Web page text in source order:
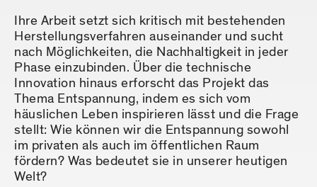
Ihre Arbeit setzt sich kritisch mit bestehenden
Herstellungsverfahren auseinander und sucht
nach Möglichkeiten, die Nachhaltigkeit in jeder
Phase einzubinden. Über die technische
Innovation hinaus erforscht das Projekt das
Thema Entspannung, indem es sich vom
häuslichen Leben inspirieren lässt und die Frage
stellt: Wie können wir die Entspannung sowohl
im privaten als auch im öffentlichen Raum
fördern? Was bedeutet sie in unserer heutigen
Welt?